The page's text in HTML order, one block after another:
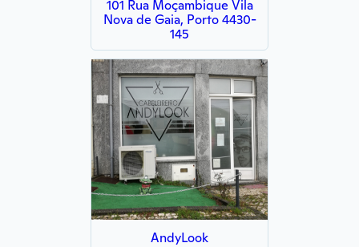
101 Rua Moçambique Vila
Nova de Gaia, Porto 4430-
145
AndyLook